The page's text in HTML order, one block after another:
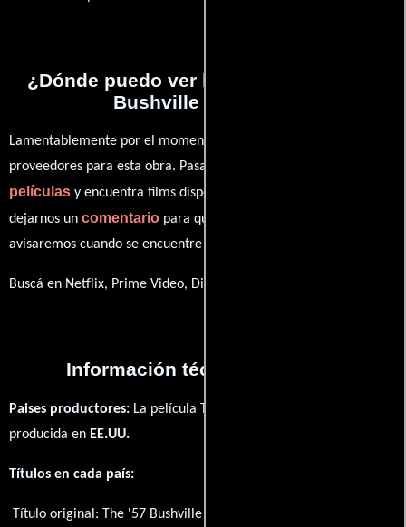
¿Dónde puedo ver la películas The '57
Bushville Champs?
Lamentablemente por el momento no contamos con enlaces a
proveedores para esta obra. Pasa por nuestro catálogo de
películas y encuentra films disponibles. También puedes
dejarnos un comentario para que le demos prioridad y te
avisaremos cuando se encuentre disponible
Buscá en Netflix, Prime Video, Disney+
Información técnica y general
Paises productores: La película The '57 Bushville Champs fué
producida en EE.UU.
Títulos en cada país:
Título original: The '57 Bushville Champs